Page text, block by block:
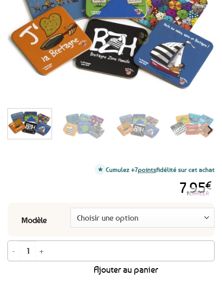
aux
favoris
7,95€
Modèle
EFFACER
quantité de 6 sous-verres Humour breton - 3 modèles au choix
Ajouter au panier
Cumulez +7pointsfidélité sur cet achat